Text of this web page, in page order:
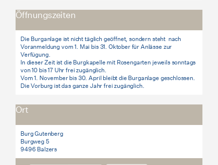
Öffnungszeiten
Die Burganlage ist nicht täglich geöffnet, sondern steht nach
Voranmeldung vom 1. Mai bis 31. Oktober für Anlässe zur
Verfügung.
In dieser Zeit ist die Burgkapelle mit Rosengarten jeweils sonntags
von 10 bis 17 Uhr frei zugänglich.
Vom 1. November bis 30. April bleibt die Burganlage geschlossen.
Die Vorburg ist das ganze Jahr frei zugänglich.
Ort
Burg Gutenberg
Burgweg 5
9496 Balzers